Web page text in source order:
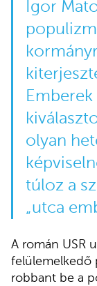
Igor
olyan
túloz a
„utca
A román USR
felülemelkedő
robbant be a